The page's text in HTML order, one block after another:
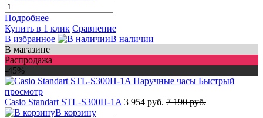
Подробнее
Купить в 1 клик Сравнение
В избранное
В наличии
В магазине
Распродажа
-45%
Быстрый
просмотр
Casio Standart STL-S300H-1A 3 954 руб. 7 190 руб.
В корзину